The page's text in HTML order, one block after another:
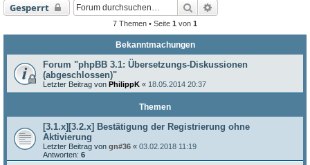
Gesperrt Suche
7 Themen • Seite 1 von 1
Bekanntmachungen
Forum "phpBB 3.1: Übersetzungs-Diskussionen
(abgeschlossen)"
Letzter Beitrag von PhilippK « 18.05.2014 20:37
Themen
[3.1.x][3.2.x] Bestätigung der Registrierung ohne
Aktivierung
Letzter Beitrag von gn#36 « 03.02.2018 11:19
Antworten: 6